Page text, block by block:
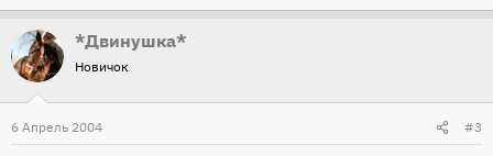
*Двинушка*
Новичок
6 Апрель 2004 #3